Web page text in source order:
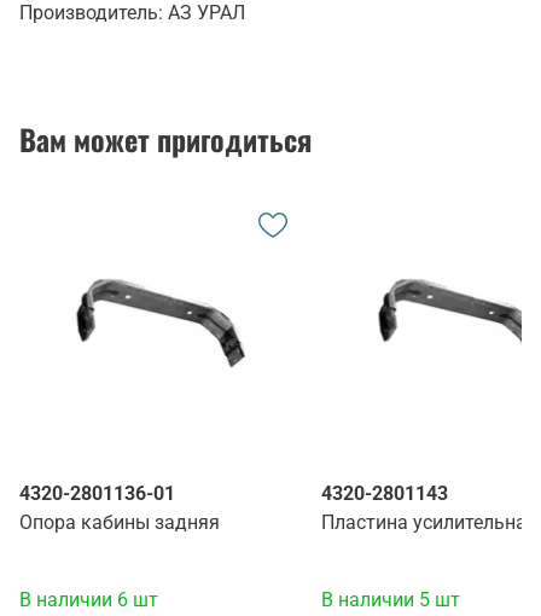
Производитель: АЗ УРАЛ
Вам может пригодиться
4320-2801136-01
Опора кабины задняя
В наличии 6 шт
4320-2801143
Пластина усилительная
В наличии 5 шт